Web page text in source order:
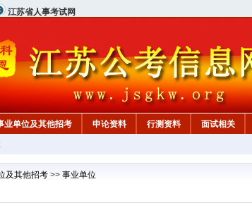
江苏省人事考试网
业单位及其他招考 申论资料 行测资料 面试相关
及其他招考 >> 事业单位